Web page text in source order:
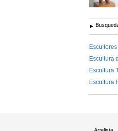
Escultura
Escultura
Escultura
Artelista